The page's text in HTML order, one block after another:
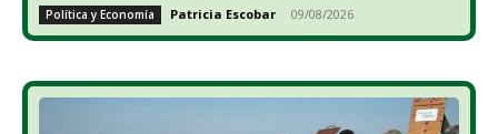
Política y Economía Patricia Escobar - 09/08/2026